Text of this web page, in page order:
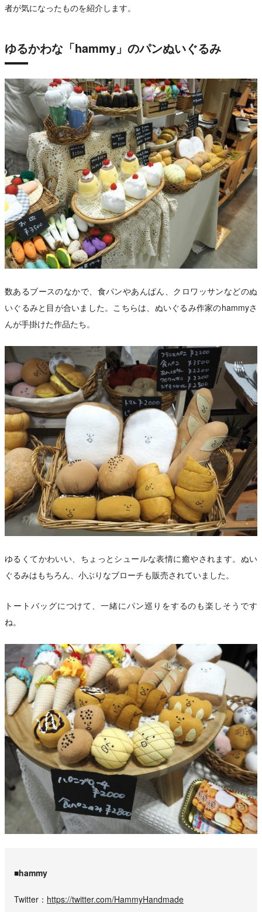
者が気になったものを紹介します。
ゆるかわな「hammy」のパンぬいぐるみ
数あるブースのなかで、食パンやあんぱん、クロワッサンなどのぬ
いぐるみと目が合いました。こちらは、ぬいぐるみ作家のhammyさ
んが手掛けた作品たち。
ゆるくてかわいい、ちょっとシュールな表情に癒やされます。ぬい
ぐるみはもちろん、小ぶりなブローチも販売されていました。
トートバッグにつけて、一緒にパン巡りをするのも楽しそうです
ね。
■hammy
Twitter
https://twitter.com/HammyHandmade